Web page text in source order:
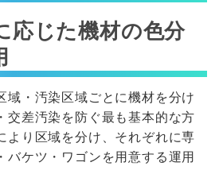
応じた機材の色分
域・汚染区域ごとに機材を分け
交差汚染を防ぐ最も基本的な方
より区域を分け、それぞれに専
バケツ・ワゴンを用意する運用